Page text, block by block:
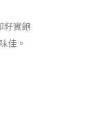
籽實飽
佳。